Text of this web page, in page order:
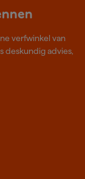
verfwinkel van
deskundig advies,